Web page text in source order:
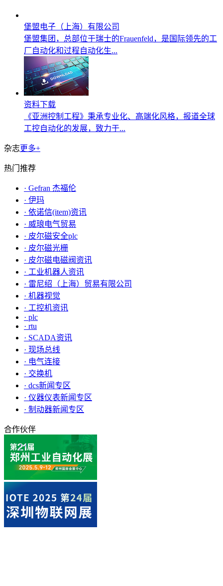
堡盟电子（上海）有限公司
堡盟集团，总部位于瑞士的Frauenfeld，是国际领先的工
厂自动化和过程自动化生...
资料下载
《亚洲控制工程》秉承专业化、高端化风格，报道全球
工控自动化的发展，致力于...
杂志更多+
热门推荐
· Gefran 杰福伦
· 伊玛
· 依诺信(item)资讯
· 威琅电气贸易
· 皮尔磁安全plc
· 皮尔磁光栅
· 皮尔磁电磁阀资讯
· 工业机器人资讯
· 雷尼绍（上海）贸易有限公司
· 机器视觉
· 工控机资讯
· plc
· rtu
· SCADA资讯
· 现场总线
· 电气连接
· 交换机
· dcs新闻专区
· 仪器仪表新闻专区
· 制动器新闻专区
合作伙伴